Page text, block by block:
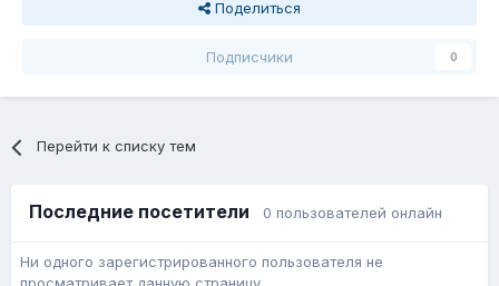
Поделиться
Подписчики 0
Перейти к списку тем
Последние посетители 0 пользователей онлайн
Ни одного зарегистрированного пользователя не